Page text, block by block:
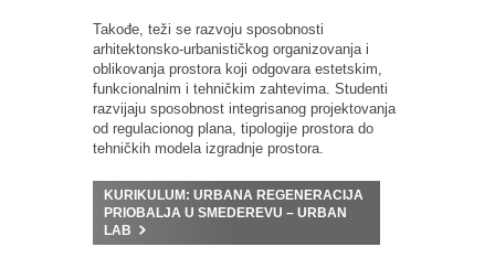
Takođe, teži se razvoju sposobnosti
arhitektonsko-urbanističkog organizovanja i
oblikovanja prostora koji odgovara estetskim,
funkcionalnim i tehničkim zahtevima. Studenti
razvijaju sposobnost integrisanog projektovanja
od regulacionog plana, tipologije prostora do
tehničkih modela izgradnje prostora.
KURIKULUM: URBANA REGENERACIJA
PRIOBALJA U SMEDEREVU – URBAN
LAB